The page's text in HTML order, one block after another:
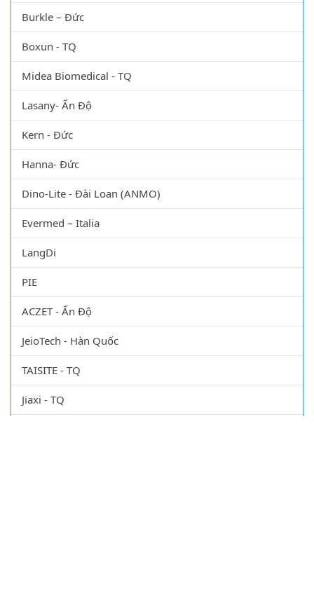
Burkle – Đức
Boxun - TQ
Midea Biomedical - TQ
Lasany- Ấn Độ
Kern - Đức
Hanna- Đức
Dino-Lite - Đài Loan (ANMO)
Evermed – Italia
LangDi
PIE
ACZET - Ấn Độ
JeioTech - Hàn Quốc
TAISITE - TQ
Jiaxi - TQ